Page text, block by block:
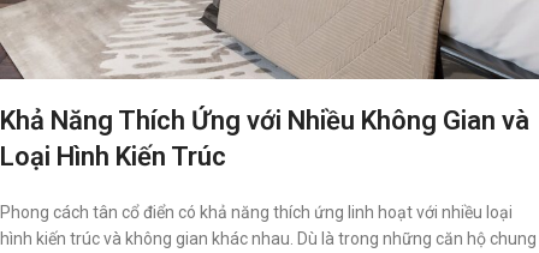
Khả Năng Thích Ứng với Nhiều Không Gian và
Loại Hình Kiến Trúc
Phong cách tân cổ điển có khả năng thích ứng linh hoạt với nhiều loại
hình kiến trúc và không gian khác nhau. Dù là trong những căn hộ chung